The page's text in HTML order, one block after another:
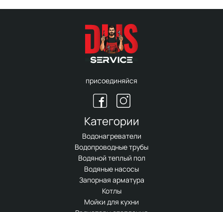
присоединяйся
Категории
Водонагреватели
Водопроводные трубы
Водяной теплый пол
Водяные насосы
Запорная арматура
Котлы
Мойки для кухни